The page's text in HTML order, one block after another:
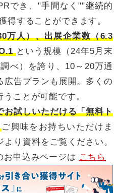
でき、"手間なく""継続的
得することができます。
万人）、出展企業数（6.3
という規模（24年5月末
べ）を誇り、10～20万通
広告プランも展開。多くの
ことが可能です。
お試しいただける「無料ト
ご興味をお持ちいただけま
り資料をご覧ください。
申込みページは こちら